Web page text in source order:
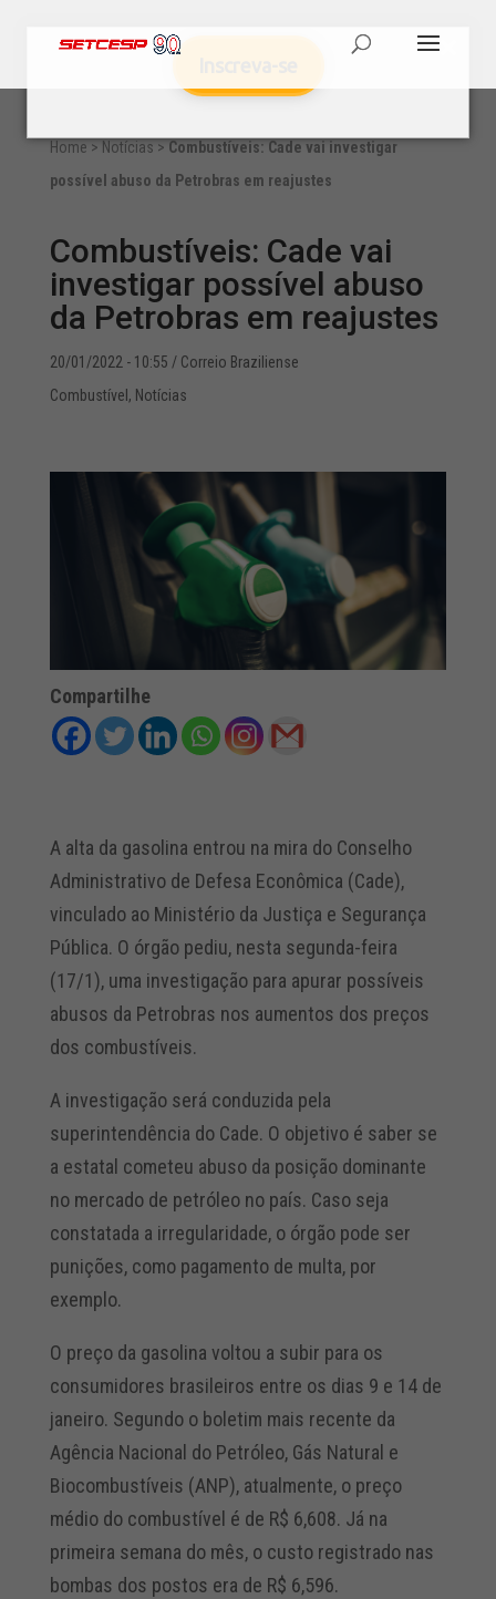
Home > Notícias > Combustíveis: Cade vai investigar
possível abuso da Petrobras em reajustes
Combustíveis: Cade vai
investigar possível abuso
da Petrobras em reajustes
20/01/2022 - 10:55 / Correio Braziliense
Combustível , Notícias
Compartilhe
A alta da gasolina entrou na mira do Conselho
Administrativo de Defesa Econômica (Cade),
vinculado ao Ministério da Justiça e Segurança
Pública. O órgão pediu, nesta segunda-feira
(17/1), uma investigação para apurar possíveis
abusos da Petrobras nos aumentos dos preços
dos combustíveis.
A investigação será conduzida pela
superintendência do Cade. O objetivo é saber se
a estatal cometeu abuso da posição dominante
no mercado de petróleo no país. Caso seja
constatada a irregularidade, o órgão pode ser
punições, como pagamento de multa, por
exemplo.
O preço da gasolina voltou a subir para os
consumidores brasileiros entre os dias 9 e 14 de
janeiro. Segundo o boletim mais recente da
Agência Nacional do Petróleo, Gás Natural e
Biocombustíveis (ANP), atualmente, o preço
médio do combustível é de R$ 6,608. Já na
primeira semana do mês, o custo registrado nas
bombas dos postos era de R$ 6,596.